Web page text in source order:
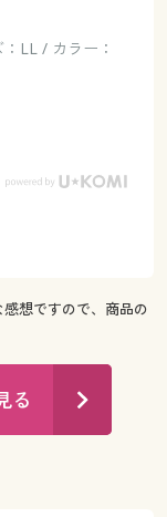
LL / カラー：
想ですので、商品の
る